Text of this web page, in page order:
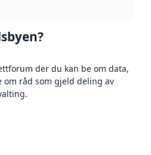
der du kan be om data,
råd som gjeld deling av